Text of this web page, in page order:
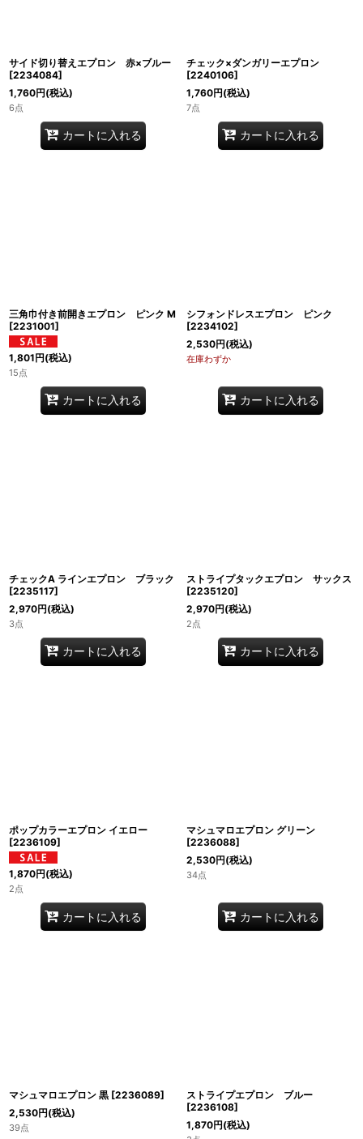
サイド切り替えエプロン 赤×ブルー
[2234084]
1,760円(税込)
6点
カートに入れる
チェック×ダンガリーエプロン
[2240106]
1,760円(税込)
7点
カートに入れる
三角巾付き前開きエプロン ピンク M
[2231001]
1,801円(税込)
15点
カートに入れる
シフォンドレスエプロン ピンク
[2234102]
2,530円(税込)
在庫わずか
カートに入れる
チェックA ラインエプロン ブラック
[2235117]
2,970円(税込)
3点
カートに入れる
ストライプタックエプロン サックス
[2235120]
2,970円(税込)
2点
カートに入れる
ポップカラーエプロン イエロー
[2236109]
1,870円(税込)
2点
カートに入れる
マシュマロエプロン グリーン
[2236088]
2,530円(税込)
34点
カートに入れる
マシュマロエプロン 黒 [2236089]
2,530円(税込)
39点
ストライプエプロン ブルー
[2236108]
1,870円(税込)